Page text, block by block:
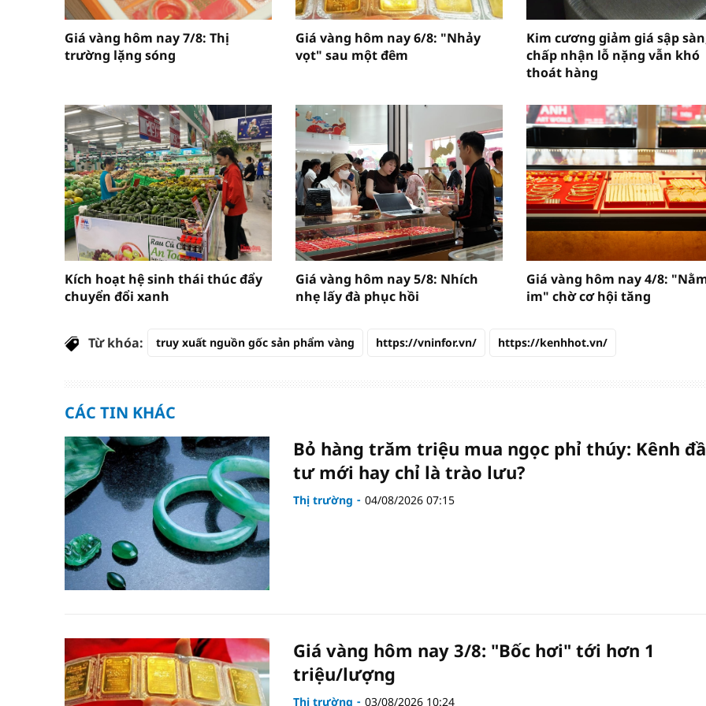
Giá vàng hôm nay 7/8: Thị
trường lặng sóng
Giá vàng hôm nay 6/8: "Nhảy
vọt" sau một đêm
Kim cương giảm giá sập
chấp nhận lỗ nặng vẫn khó
thoát hàng
Kích hoạt hệ sinh thái thúc đẩy
chuyển đổi xanh
Giá vàng hôm nay 5/8: Nhích
nhẹ lấy đà phục hồi
Giá vàng hôm nay 4/8:
im" chờ cơ hội tăng
Từ khóa: truy xuất nguồn gốc sản phẩm vàng https://vninfor.vn/ https://kenhhot.vn/
CÁC TIN KHÁC
Bỏ hàng trăm triệu mua ngọc phỉ thúy: Kênh
tư mới hay chỉ là trào lưu?
Thị trường 04/08/2026 07:15
Giá vàng hôm nay 3/8: "Bốc hơi" tới hơn 1
triệu/lượng
Thị trường 03/08/2026 10:24